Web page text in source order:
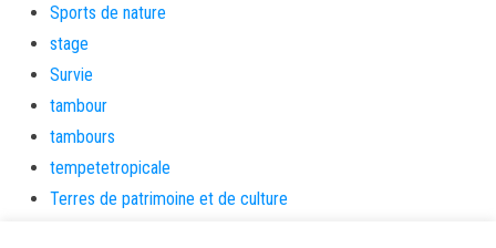
Sports de nature
stage
Survie
tambour
tambours
tempetetropicale
Terres de patrimoine et de culture